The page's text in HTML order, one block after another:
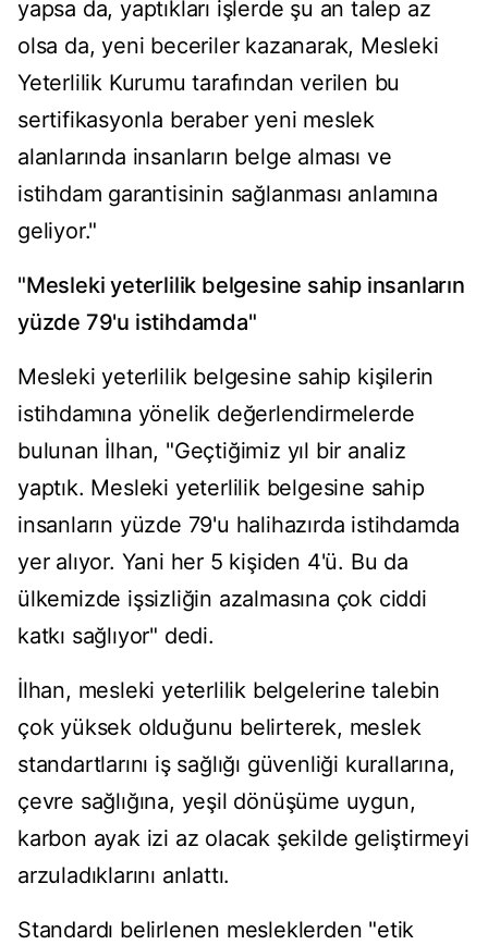
yapsa da, yaptıkları işlerde şu an talep az
olsa da, yeni beceriler kazanarak, Mesleki
Yeterlilik Kurumu tarafından verilen bu
sertifikasyonla beraber yeni meslek
alanlarında insanların belge alması ve
istihdam garantisinin sağlanması anlamına
geliyor."
"Mesleki yeterlilik belgesine sahip insanların
yüzde 79'u istihdamda"
Mesleki yeterlilik belgesine sahip kişilerin
istihdamına yönelik değerlendirmelerde
bulunan İlhan, "Geçtiğimiz yıl bir analiz
yaptık. Mesleki yeterlilik belgesine sahip
insanların yüzde 79'u halihazırda istihdamda
yer alıyor. Yani her 5 kişiden 4'ü. Bu da
ülkemizde işsizliğin azalmasına çok ciddi
katkı sağlıyor" dedi.
İlhan, mesleki yeterlilik belgelerine talebin
çok yüksek olduğunu belirterek, meslek
standartlarını iş sağlığı güvenliği kurallarına,
çevre sağlığına, yeşil dönüşüme uygun,
karbon ayak izi az olacak şekilde geliştirmeyi
arzuladıklarını anlattı.
Standardı belirlenen mesleklerden "etik